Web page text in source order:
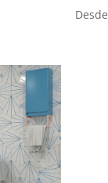
Desde